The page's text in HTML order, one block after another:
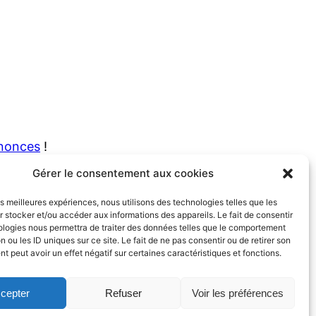
Gérer le consentement aux cookies
meilleures expériences, nous utilisons des technologies telles que les
stocker et/ou accéder aux informations des appareils. Le fait de consentir
nous permettra de traiter des données telles que le comportement
ou les ID uniques sur ce site. Le fait de ne pas consentir ou de retirer son
peut avoir un effet négatif sur certaines caractéristiques et fonctions.
Refuser Voir les préférences
!
Facebook
Instagram
Twitter
LinkedIn